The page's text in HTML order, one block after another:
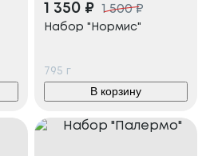
1 350 ₽ 1 500₽
Набор "Нормис"
795 г
В корзину